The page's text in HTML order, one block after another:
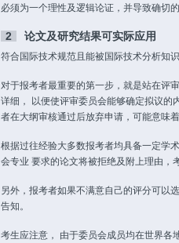
必须为一个理性及逻辑论证，并导致确切
2 论文及研究结果可实际应用
符合国际技术规范且能被国际技术分析知识
对于报考者最重要的第一步，就是站在评
详细， 以便使评审委员会能够确定拟议的
者在大纲审核通过后放弃申请，可能意味
根据过往经验大多数报考者均具备一定学
会专业 要求的论文将被拒绝及附上理由，
另外，报考者如果不满意自己的评分可以
告知。
考生应注意， 由于委员会成员均在世界各